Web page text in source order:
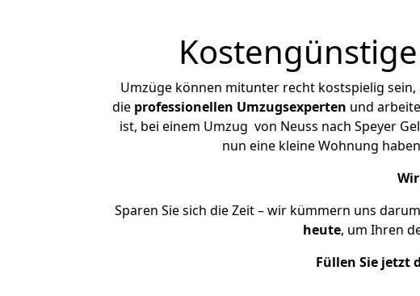
Umzüge können mitunter recht kostspielig
die professionellen Umzugsexperten und
ist, bei einem Umzug von Neuss nach Speyer
nun eine kleine Wohnung
Sparen Sie sich die Zeit – wir kümmern uns
heute, um Ihren
Füllen Sie jetzt